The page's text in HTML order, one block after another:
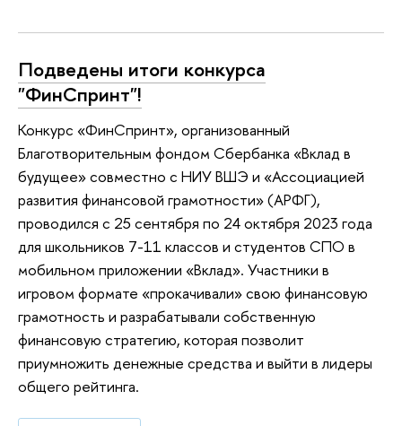
Подведены итоги конкурса
"ФинСпринт"!
Конкурс «ФинСпринт», организованный
Благотворительным фондом Сбербанка «Вклад в
будущее» совместно с НИУ ВШЭ и «Ассоциацией
развития финансовой грамотности» (АРФГ),
проводился с 25 сентября по 24 октября 2023 года
для школьников 7-11 классов и студентов СПО в
мобильном приложении «Вклад». Участники в
игровом формате «прокачивали» свою финансовую
грамотность и разрабатывали собственную
финансовую стратегию, которая позволит
приумножить денежные средства и выйти в лидеры
общего рейтинга.